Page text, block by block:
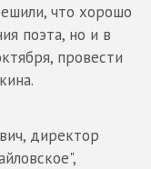
что хорошо
поэта, но и в
провести
директор